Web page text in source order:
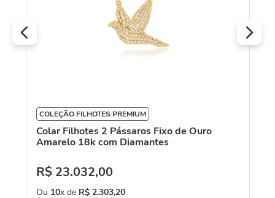
COLEÇÃO FILHOTES PREMIUM
Colar Filhotes 2 Pássaros Fixo de Ouro
Amarelo 18k com Diamantes
R$ 23.032,00
Ou 10x de R$ 2.303,20